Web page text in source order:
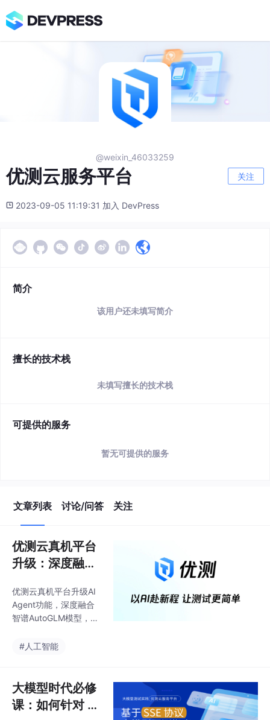
@weixin_46033259
优测云服务平台 关注
2023-09-05 11:19:31 加入 DevPress
简介
该用户还未填写简介
擅长的技术栈
未填写擅长的技术栈
可提供的服务
暂无可提供的服务
文章列表 讨论/问答 关注
优测云真机平台
升级：深度融合
M，解锁AI协作
新体验
优测云真机平台升级AI
Agent功能，深度融合
智谱AutoGLM模型，实
试。新功能支持自然语
日志，显著提升测试效
率。AI Agent能进行探
索性测试，覆盖人工难
#人工智能
大模型时代必修
课：如何针对 S